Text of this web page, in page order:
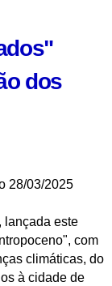
dos
28/03/2025
lançada este
com
climáticas, do
à cidade de